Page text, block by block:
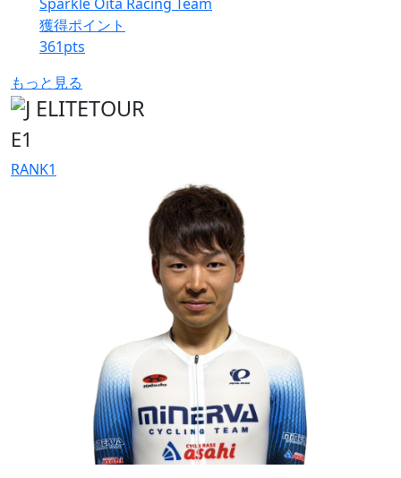
獲得ポイント
361pts
もっと見る
E1
RANK1